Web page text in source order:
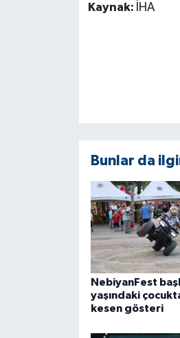
Kaynak: İHA
Bunlar da
NebiyanFest
yaşındaki
kesen gösteri
MAGAZİN
POLİTİKA
SPOR HABERLERİ